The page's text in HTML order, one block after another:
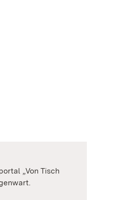
„Von Tisch